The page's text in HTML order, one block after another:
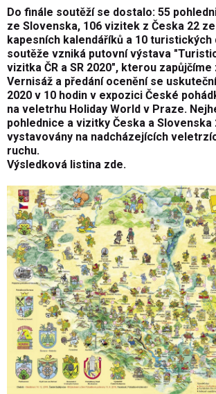
Do finále soutěží se dostalo: 55
ze Slovenska, 106 vizitek z Česka 22
kapesních kalendáříků a 10 turistických
soutěže vzniká putovní výstava
vizitka ČR a SR 2020", kterou
Vernisáž a předání ocenění se
2020 v 10 hodin v expozici České
na veletrhu Holiday World v Praze.
pohlednice a vizitky Česka a Slovenska
vystavovány na nadcházejících
ruchu.
Výsledková listina zde.